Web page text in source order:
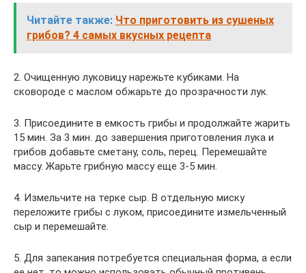
Читайте также: Что приготовить из сушеных
грибов? 4 самых вкусных рецепта
2. Очищенную луковицу нарежьте кубиками. На
сковороде с маслом обжарьте до прозрачности лук.
3. Присоедините в емкость грибы и продолжайте жарить
15 мин. За 3 мин. до завершения приготовления лука и
грибов добавьте сметану, соль, перец. Перемешайте
массу. Жарьте грибную массу еще 3-5 мин.
4. Измельчите на терке сыр. В отдельную миску
переложите грибы с луком, присоедините измельченный
сыр и перемешайте.
5. Для запекания потребуется специальная форма, а если